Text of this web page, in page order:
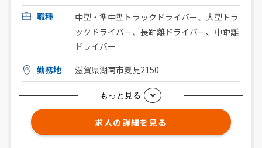
職種
中型・準中型トラックドライバー、大型トラ
ックドライバー、長距離ドライバー、中距離
ドライバー
勤務地
滋賀県湖南市夏見2150
もっと見る
求人の詳細を見る